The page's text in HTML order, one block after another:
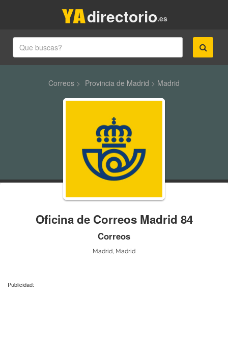
.es
directorio
Correos > Provincia de Madrid > Madrid
Oficina de Correos Madrid 84
Correos
Madrid, Madrid
Publicidad: